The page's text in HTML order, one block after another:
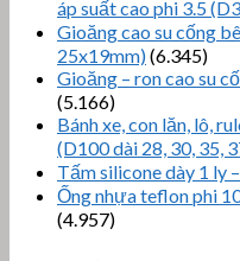
áp suất cao phi 3.5
Gioăng cao su cống
25x19mm)(6.345)
Gioăng – ron cao su
(5.166)
Bánh xe, con lăn, lô,
(D100 dài 28, 30, 35,
Tấm silicone dày 1 ly
Ống nhựa teflon phi
(4.957)